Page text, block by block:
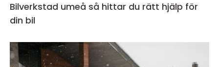
Bilverkstad umeå så hittar du rätt hjälp för
din bil